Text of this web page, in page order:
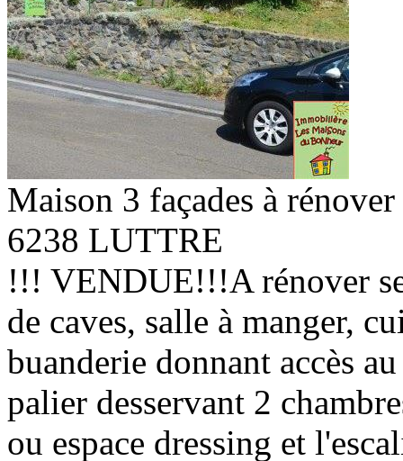
Maison 3 façades à rénover
6238 LUTTRE
!!! VENDUE!!!A rénover
de caves, salle à manger,
buanderie donnant accès
palier desservant 2
ou espace dressing et